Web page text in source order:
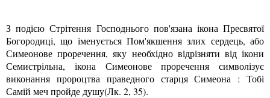
З подією Стрітення Господнього пов'язана ікона Пресвятої
Богородиці, що іменується Пом'якшення злих сердець, або
Симеонове проречення, яку необхідно відрізняти від ікони
Семистрільна, ікона Симеонове проречення символізує
виконання пророцтва праведного старця Симеона : Тобі
Самій меч пройде душу(Лк. 2, 35).